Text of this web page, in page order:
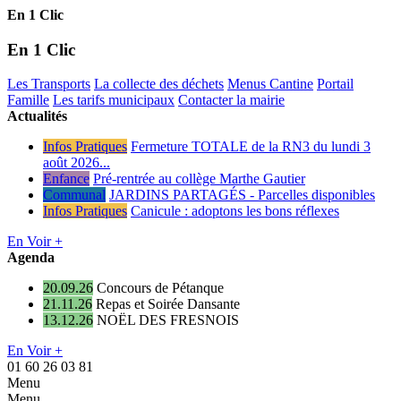
En 1 Clic
En 1 Clic
Les Transports La collecte des déchets Menus Cantine Portail
Famille Les tarifs municipaux Contacter la mairie
Actualités
Infos Pratiques Fermeture TOTALE de la RN3 du lundi 3
août 2026...
Enfance Pré-rentrée au collège Marthe Gautier
Communal JARDINS PARTAGÉS - Parcelles disponibles
Infos Pratiques Canicule : adoptons les bons réflexes
En Voir +
Agenda
20.09.26 Concours de Pétanque
21.11.26 Repas et Soirée Dansante
13.12.26 NOËL DES FRESNOIS
En Voir +
01 60 26 03 81
Menu